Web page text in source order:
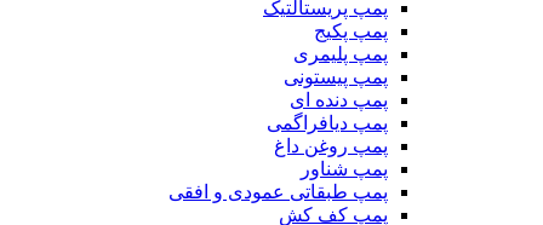
پمپ پریستالتیک
پمپ پکیج
پمپ پلیمری
پمپ پیستونی
پمپ دنده ای
پمپ دیافراگمی
پمپ روغن داغ
پمپ شناور
پمپ طبقاتی عمودی و افقی
پمپ کف کش